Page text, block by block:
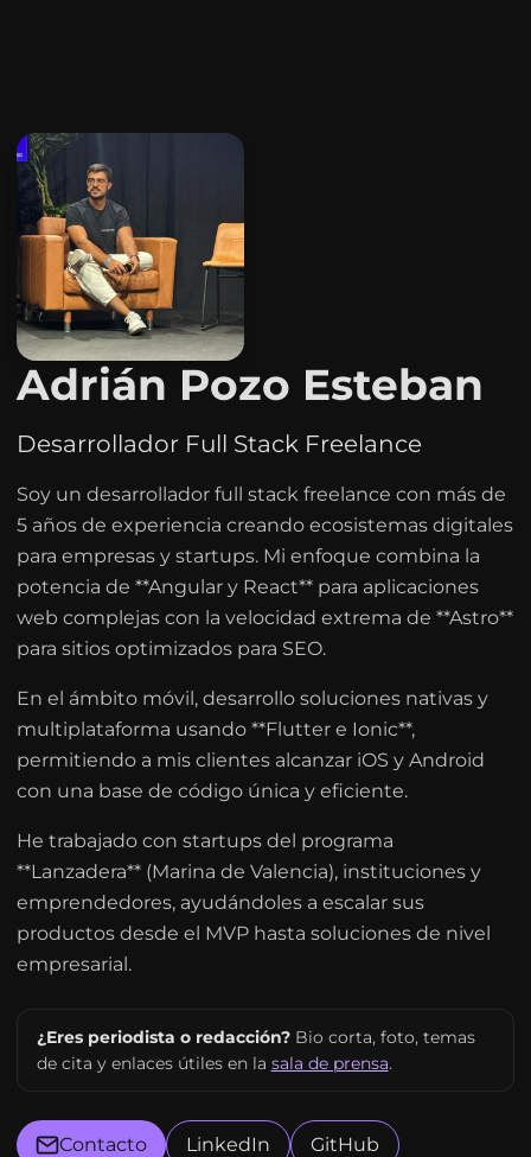
Adrián Pozo Esteban
Desarrollador Full Stack Freelance
Soy un desarrollador full stack freelance con más de
5 años de experiencia creando ecosistemas digitales
para empresas y startups. Mi enfoque combina la
potencia de **Angular y React** para aplicaciones
web complejas con la velocidad extrema de **Astro**
para sitios optimizados para SEO.
En el ámbito móvil, desarrollo soluciones nativas y
multiplataforma usando **Flutter e Ionic**,
permitiendo a mis clientes alcanzar iOS y Android
con una base de código única y eficiente.
He trabajado con startups del programa
**Lanzadera** (Marina de Valencia), instituciones y
emprendedores, ayudándoles a escalar sus
productos desde el MVP hasta soluciones de nivel
empresarial.
¿Eres periodista o redacción?Bio corta, foto, temas
de cita y enlaces útiles en la sala de prensa.
Contacto LinkedIn GitHub